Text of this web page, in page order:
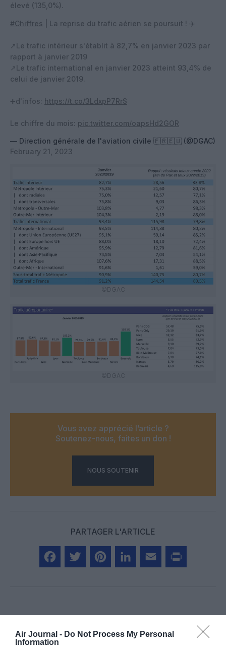
Air Journal - Do Not Process My Personal
Information
élevé (135,0%).
#Chiffres | La reprise du trafic aérien se poursuit ! ✈️
↗️Le trafic intérieur s'établit à 82,7% en janvier 2023 par
rapport à janvier 2019
↗️Le trafic international en janvier 2023 atteint 93,4% de
celui de janvier 2019.
➕d'infos: https://t.co/3LdxpP7RrS
Le chiffre du mois: pic.twitter.com/oapsHd2GOR
— Direction générale de l'aviation civile 🇫🇷🇪🇺 (@DGAC)
February 21, 2023
©DGAC
©DGAC
Vous avez apprécié l’article ?
Soutenez-nous, faites un don !
NOUS SOUTENIR
PARTAGER L'ARTICLE